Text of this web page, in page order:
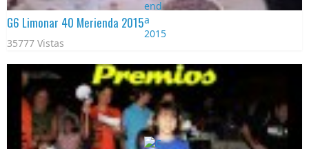
G6 Limonar 40 Merienda 2015
35777 Vistas